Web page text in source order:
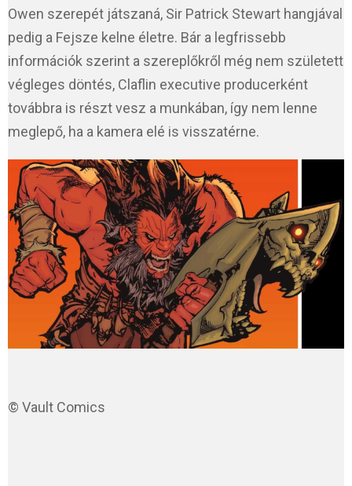
Owen szerepét játszaná, Sir Patrick Stewart hangjával
pedig a Fejsze kelne életre. Bár a legfrissebb
információk szerint a szereplőkről még nem született
végleges döntés, Claflin executive producerként
továbbra is részt vesz a munkában, így nem lenne
meglepő, ha a kamera elé is visszatérne.
© Vault Comics